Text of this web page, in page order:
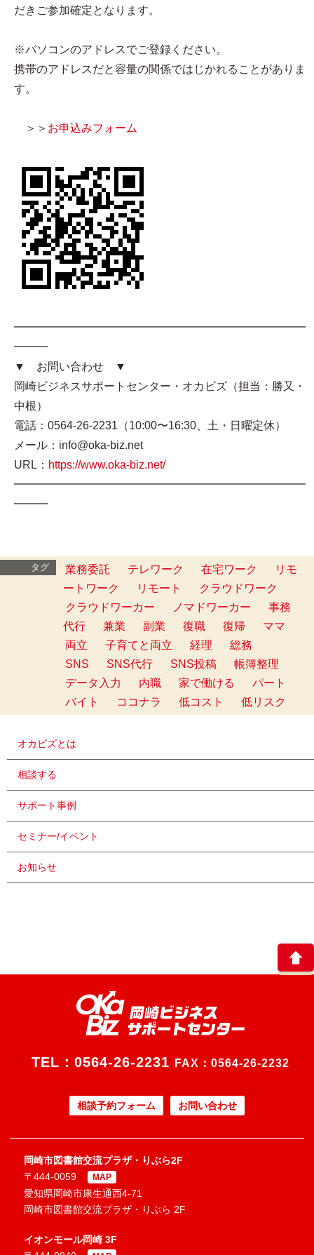
だきご参加確定となります。
※パソコンのアドレスでご登録ください。
携帯のアドレスだと容量の関係ではじかれることがありま
す。
＞＞ お申込みフォーム
━━━━━━━━━━━━━━━━━━━━━━━━━━
━━━
▼ お問い合わせ ▼
岡崎ビジネスサポートセンター・オカビズ（担当：勝又・
中根）
電話：0564-26-2231（10:00〜16:30、土・日曜定休）
メール：info@oka-biz.net
URL： https://www.oka-biz.net/
━━━━━━━━━━━━━━━━━━━━━━━━━━
━━━
タグ 業務委託 テレワーク 在宅ワーク
リモ
ートワーク
リモート
クラウドワーク
クラウドワーカー
ノマドワーカー
事務
代行
兼業 副業 復職 復帰
ママ
両立
子育てと両立 経理
総務
SNS
SNS代行 SNS投稿
帳簿整理
データ入力
内職 家で働ける
パート
バイト
ココナラ 低コスト 低リスク
オカビズとは
相談する
サポート事例
セミナー/イベント
お知らせ
TEL： 0564-26-2231 FAX：0564-26-2232
相談予約フォーム お問い合わせ
岡崎市図書館交流プラザ・りぶら2F
〒444-0059
MAP
愛知県岡崎市康生通西4-71
岡崎市図書館交流プラザ・りぶら 2F
イオンモール岡崎 3F